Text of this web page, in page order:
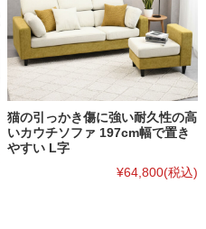
猫の引っかき傷に強い耐久性の高
いカウチソファ 197cm幅で置き
やすい L字
¥64,800(税込)